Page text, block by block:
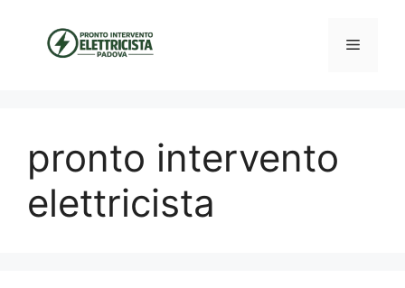
contenuto
Menu
pronto intervento
elettricista